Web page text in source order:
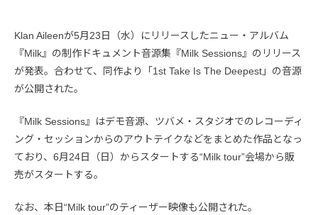
Klan Aileenが5月23日（水）にリリースしたニュー・アルバム
『Milk』の制作ドキュメント音源集『Milk Sessions』のリリース
が発表。合わせて、同作より「1st Take Is The Deepest」の音源
が公開された。
『Milk Sessions』はデモ音源、ツバメ・スタジオでのレコーディ
ング・セッションからのアウトテイクなどをまとめた作品となっ
ており、6月24日（日）からスタートする“Milk tour”会場から販
売がスタートする。
なお、本日“Milk tour”のティーザー映像も公開された。